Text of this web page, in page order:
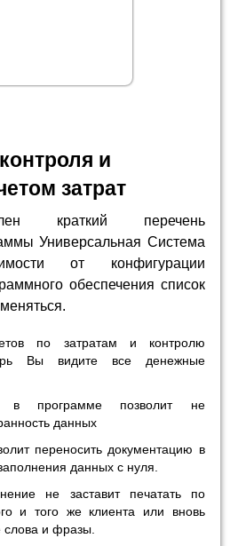
и
затрат
краткий перечень
Универсальная Система
от конфигурации
обеспечения список
по затратам и контролю
Вы видите все денежные
в программе позволит не
данных
переносить документацию в
данных с нуля.
не заставит печатать по
и того же клиента или вновь
слова и фразы.